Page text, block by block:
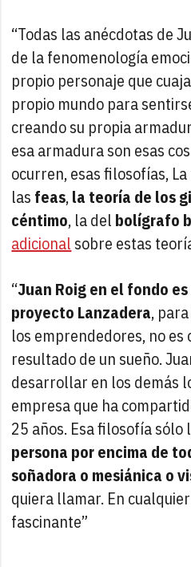
“Todas las anécdotas de
de la fenomenología
propio personaje que
propio mundo para
creando su propia
esa armadura son esas
ocurren, esas filosofías,
las feas,la teoría de los
céntimo, la del bolígrafo
adicional sobre estas
“Juan Roig en el fondo
proyecto Lanzadera,
los emprendedores, no es
resultado de un sueño.
desarrollar en los demás
empresa que ha
25 años. Esa filosofía sólo
persona por encima de
soñadora o mesiánica o
quiera llamar. En
fascinante”